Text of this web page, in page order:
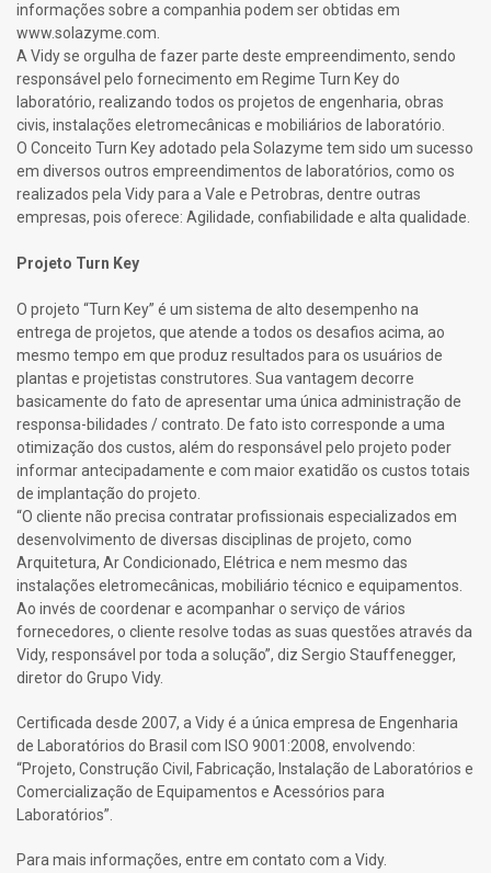
informações sobre a companhia podem ser obtidas em
www.solazyme.com.
A Vidy se orgulha de fazer parte deste empreendimento, sendo
responsável pelo fornecimento em Regime Turn Key do
laboratório, realizando todos os projetos de engenharia, obras
civis, instalações eletromecânicas e mobiliários de laboratório.
O Conceito Turn Key adotado pela Solazyme tem sido um sucesso
em diversos outros empreendimentos de laboratórios, como os
realizados pela Vidy para a Vale e Petrobras, dentre outras
empresas, pois oferece: Agilidade, confiabilidade e alta qualidade.
Projeto Turn Key
O projeto “Turn Key” é um sistema de alto desempenho na
entrega de projetos, que atende a todos os desafios acima, ao
mesmo tempo em que produz resultados para os usuários de
plantas e projetistas construtores. Sua vantagem decorre
basicamente do fato de apresentar uma única administração de
responsa-bilidades / contrato. De fato isto corresponde a uma
otimização dos custos, além do responsável pelo projeto poder
informar antecipadamente e com maior exatidão os custos totais
de implantação do projeto.
“O cliente não precisa contratar profissionais especializados em
desenvolvimento de diversas disciplinas de projeto, como
Arquitetura, Ar Condicionado, Elétrica e nem mesmo das
instalações eletromecânicas, mobiliário técnico e equipamentos.
Ao invés de coordenar e acompanhar o serviço de vários
fornecedores, o cliente resolve todas as suas questões através da
Vidy, responsável por toda a solução”, diz Sergio Stauffenegger,
diretor do Grupo Vidy.
Certificada desde 2007, a Vidy é a única empresa de Engenharia
de Laboratórios do Brasil com ISO 9001:2008, envolvendo:
“Projeto, Construção Civil, Fabricação, Instalação de Laboratórios e
Comercialização de Equipamentos e Acessórios para
Laboratórios”.
Para mais informações, entre em contato com a Vidy.